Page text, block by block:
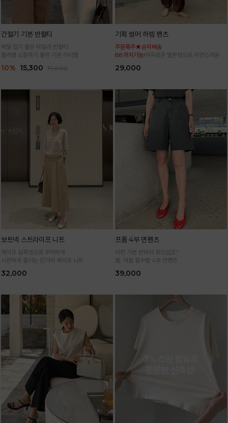
간절기 기본 반팔티
매일 입기 좋은 데일리 반팔티
컬러별 소장하기 좋은 기본 아이템
10% 15,300 17,000
기획 썸머 하렘 팬츠
주문폭주★순차배송
88까지가능!여유로운 벌룬핏으로 자연스러운 체
29,000
보트넥 스트라이프 니트
케이프 실루엣으로 우아하게
시원하게 즐기는 단가라 케이프 니트
32,000
프롬 4부 면팬츠
이런 기본 반바지 찾으셨죠?
봄, 여름 필수템 4부 면팬츠
39,000